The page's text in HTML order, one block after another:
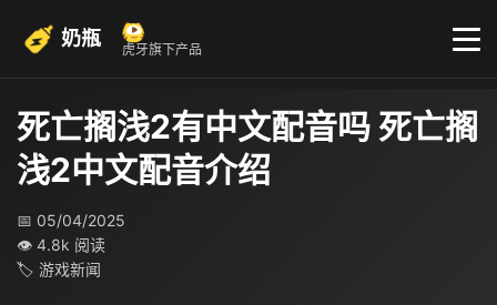
奶瓶 虎牙旗下产品
死亡搁浅2有中文配音吗 死亡搁
浅2中文配音介绍
📅 05/04/2025
👁 4.8k 阅读
🏷 游戏新闻